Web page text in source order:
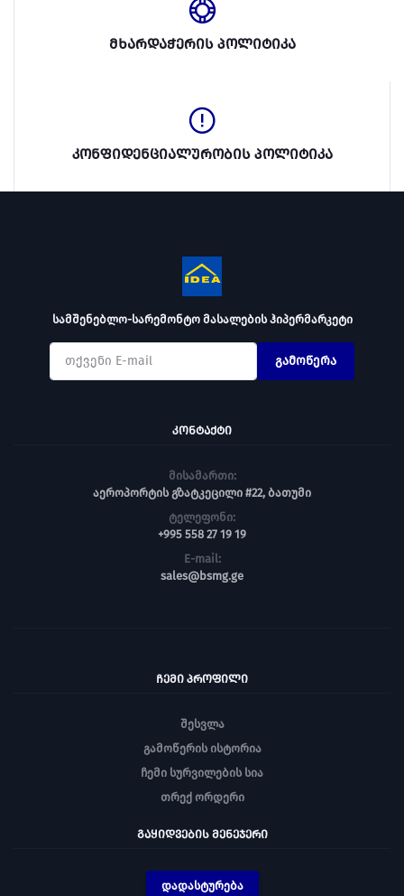
მხარდაჭერის პოლიტიკა
კონფიდენციალურობის პოლიტიკა
სამშენებლო-სარემონტო მასალების ჰიპერმარკეტი
გამოწერა
ᲙᲝᲜᲢᲐᲥᲢᲘ
მისამართი:
აეროპორტის გზატკეცილი #22, ბათუმი
ტელეფონი:
+995 558 27 19 19
E-mail:
sales@bsmg.ge
ᲩᲔᲛᲘ ᲞᲠᲝᲤᲘᲚᲘ
შესვლა
გამოწერის ისტორია
ჩემი სურვილების სია
თრექ ორდერი
ᲒᲐᲧᲘᲓᲕᲔᲑᲘᲡ ᲛᲔᲜᲔᲯᲔᲠᲘ
დადასტურება